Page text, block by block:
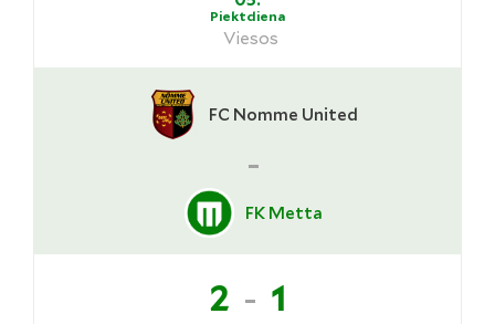
Piektdiena
Viesos
FC Nomme United
-
FK Metta
2 - 1